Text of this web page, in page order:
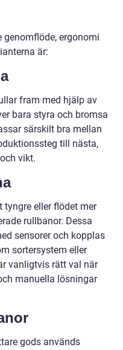
genomflöde, ergonomi
är:
fram med hjälp av
bara styra och bromsa
särskilt bra mellan
till nästa,
vikt.
tyngre eller flödet mer
rullbanor. Dessa
sensorer och kopplas
sortersystem eller
vanligtvis rätt val när
manuella lösningar
gods används